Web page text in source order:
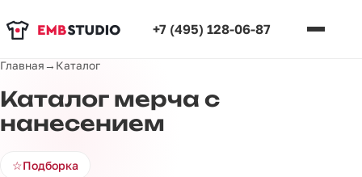
+7 (495) 128-06-87
Главная→ Каталог
Каталог мерча с
нанесением
☆Подборка